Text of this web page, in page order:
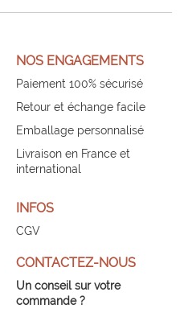
NOS ENGAGEMENTS
Paiement 100% sécurisé
Retour et échange facile
Emballage personnalisé
Livraison en France et
international
INFOS
CGV
CONTACTEZ-NOUS
Un conseil sur votre
commande ?